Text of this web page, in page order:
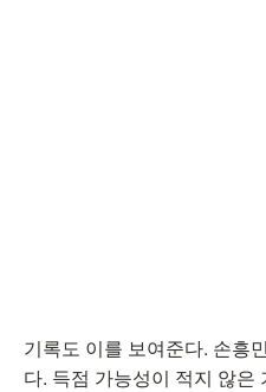
기록도 이를 보여준다. 손흥
다. 득점 가능성이 적지 않은